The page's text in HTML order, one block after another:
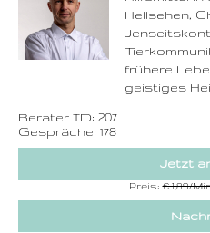
Hellsehen,
frühere
geistiges
Berater ID: 207
Gespräche: 178
Jetzt
Preis:€ 1,89/
Zurück